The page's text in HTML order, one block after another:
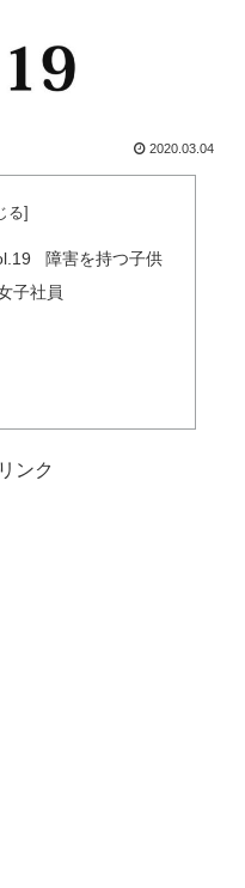
2020.03.04
障害を持つ子供
子社員
ンク